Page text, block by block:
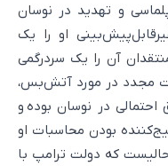
و تهدید در نوسان
او را یک
آن را یک سردرگمی
مجدد در مورد آتش‌بس،
احتمالی در نوسان بوده و
بودن محاسبات او
حالیست که دولت ترامپ با